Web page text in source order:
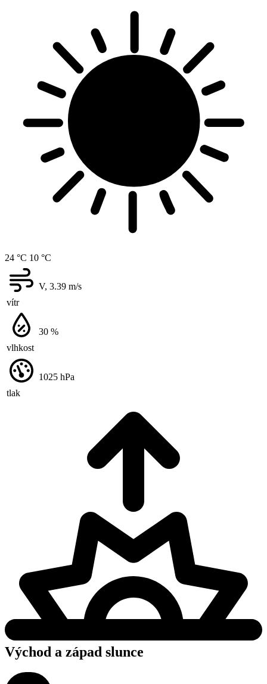
24 °C 10 °C
vítr
V, 3.39 m/s
vlhkost
30 %
tlak
1025 hPa
Východ a západ slunce